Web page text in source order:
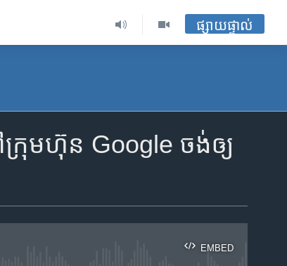
ផ្សាយផ្ទាល់
ក្រុមហ៊ុន​ Google ចង់​ឲ្យ​​
EMBED